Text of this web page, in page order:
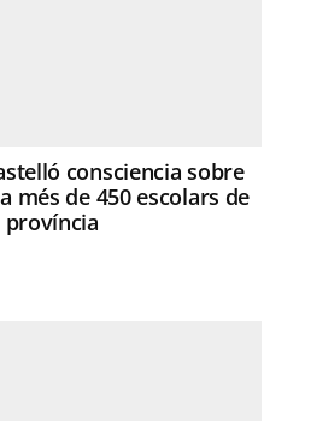
consciencia sobre
més de 450 escolars de
província